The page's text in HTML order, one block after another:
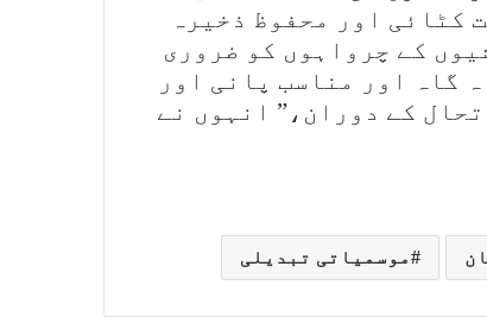
کٹائی اور محفوظ ذخیرہ
کے چرواہوں کو ضروری
گاہ اور مناسب پانی اور
کے دوران،” انہوں نے
موسمیاتی تبدیلی